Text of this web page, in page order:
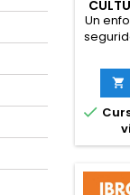
DE
Un
Curso
el

